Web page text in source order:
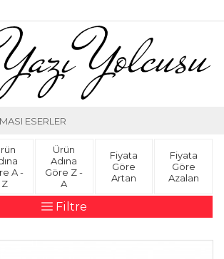
ESERLER
A -
Z
Ürün
Adına
Göre Z -
A
Fiyata
Göre
Artan
Fiyata
Göre
Azalan
Filtre